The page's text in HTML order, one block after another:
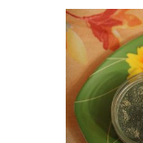
Белково-